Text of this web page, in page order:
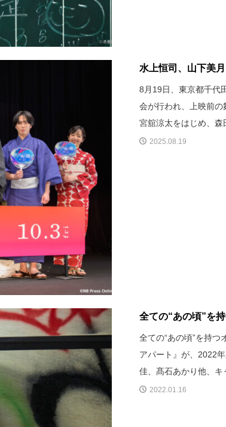
水上恒司、山下美
8月19日、東京都千代
会が行われ、上映前
宮舘涼太をはじめ、森
2025.08.19
全ての“あの頃”を
全ての“あの頃”を持
アパート』が、2022
佳、髙石あかり他、キ
2022.01.16